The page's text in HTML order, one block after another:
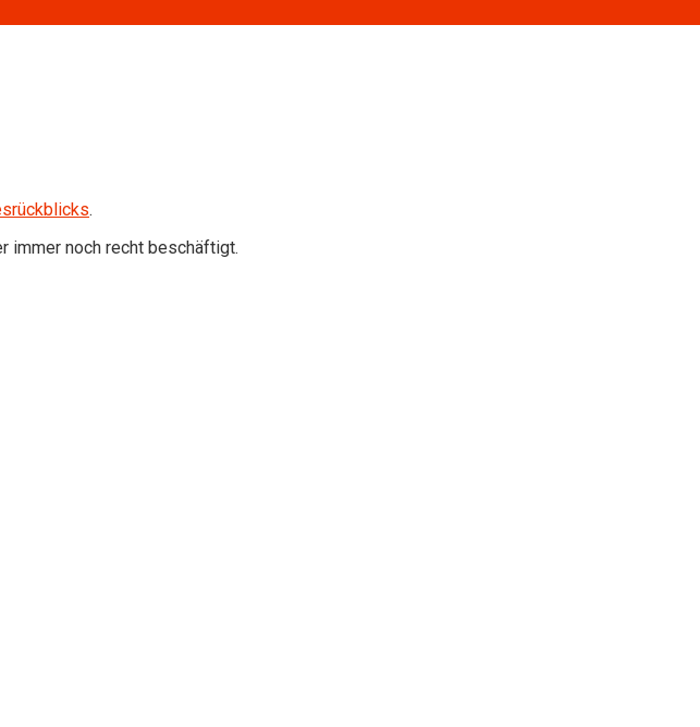
.
immer noch recht beschäftigt.